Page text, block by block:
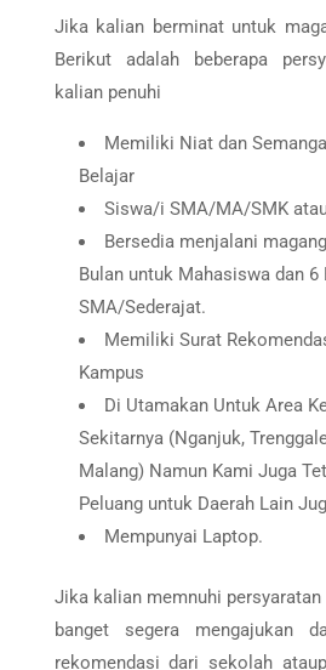
Jika kalian berminat untuk
Berikut adalah beberapa
kalian penuhi
Memiliki Niat dan
Belajar
Siswa/i SMA/MA/SMK
Bersedia menjalani
Bulan untuk Mahasiswa dan
SMA/Sederajat.
Memiliki Surat
Kampus
Di Utamakan Untuk Area
Sekitarnya (Nganjuk,
Malang) Namun Kami Juga
Peluang untuk Daerah Lain
Mempunyai Laptop.
Jika kalian memnuhi
banget segera mengajukan
rekomendasi dari sekolah